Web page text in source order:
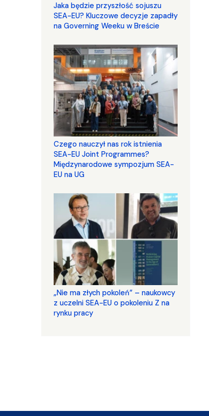
Jaka będzie przyszłość sojuszu
SEA-EU? Kluczowe decyzje zapadły
na Governing Weeku w Breście
Czego nauczył nas rok istnienia
SEA-EU Joint Programmes?
Międzynarodowe sympozjum SEA-
EU na UG
„Nie ma złych pokoleń” – naukowcy
z uczelni SEA-EU o pokoleniu Z na
rynku pracy